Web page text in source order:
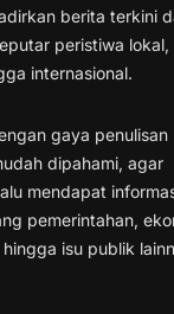
berita terkini
peristiwa lokal,
internasional.
gaya penulisan
dipahami, agar
mendapat
pemerintahan,
isu publik